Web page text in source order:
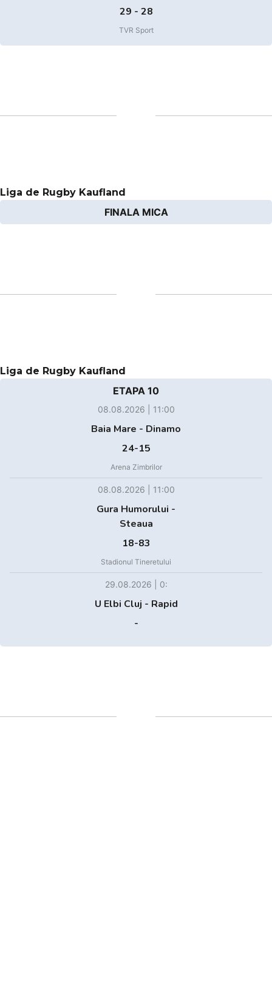
29 - 28
TVR Sport
Liga de Rugby Kaufland
FINALA MICA
Liga de Rugby Kaufland
ETAPA 10
08.08.2026 | 11:00
Baia Mare - Dinamo
24-15
Arena Zimbrilor
08.08.2026 | 11:00
Gura Humorului -
Steaua
18-83
Stadionul Tineretului
29.08.2026 | 0:
U Elbi Cluj - Rapid
-